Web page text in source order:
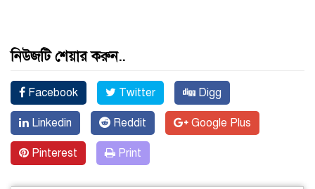
নিউজটি শেয়ার করুন..
Facebook Twitter Digg
Linkedin Reddit Google Plus
Pinterest Print